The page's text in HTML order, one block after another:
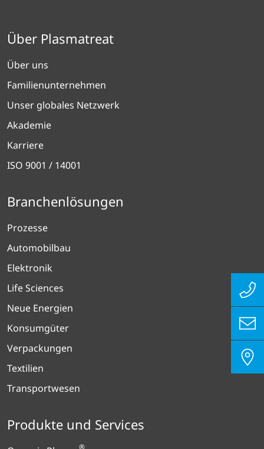
Über Plasmatreat
Über uns
Familienunternehmen
Unser globales Netzwerk
Akademie
Karriere
ISO 9001 / 14001
Branchenlösungen
Prozesse
Automobilbau
Elektronik
Life Sciences
Neue Energien
Konsumgüter
Verpackungen
Textilien
Transportwesen
Produkte und Services
®